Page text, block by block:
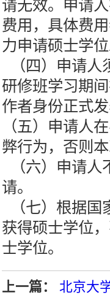
请无效。申请
费用，具体费
力申请硕士学
（四）申请人
研修班学习期
作者身份正式
（五）申请人
弊行为，否则
（六）申请人
请。
（七）根据国
获得硕士学位
士学位。
上一篇：
北京大